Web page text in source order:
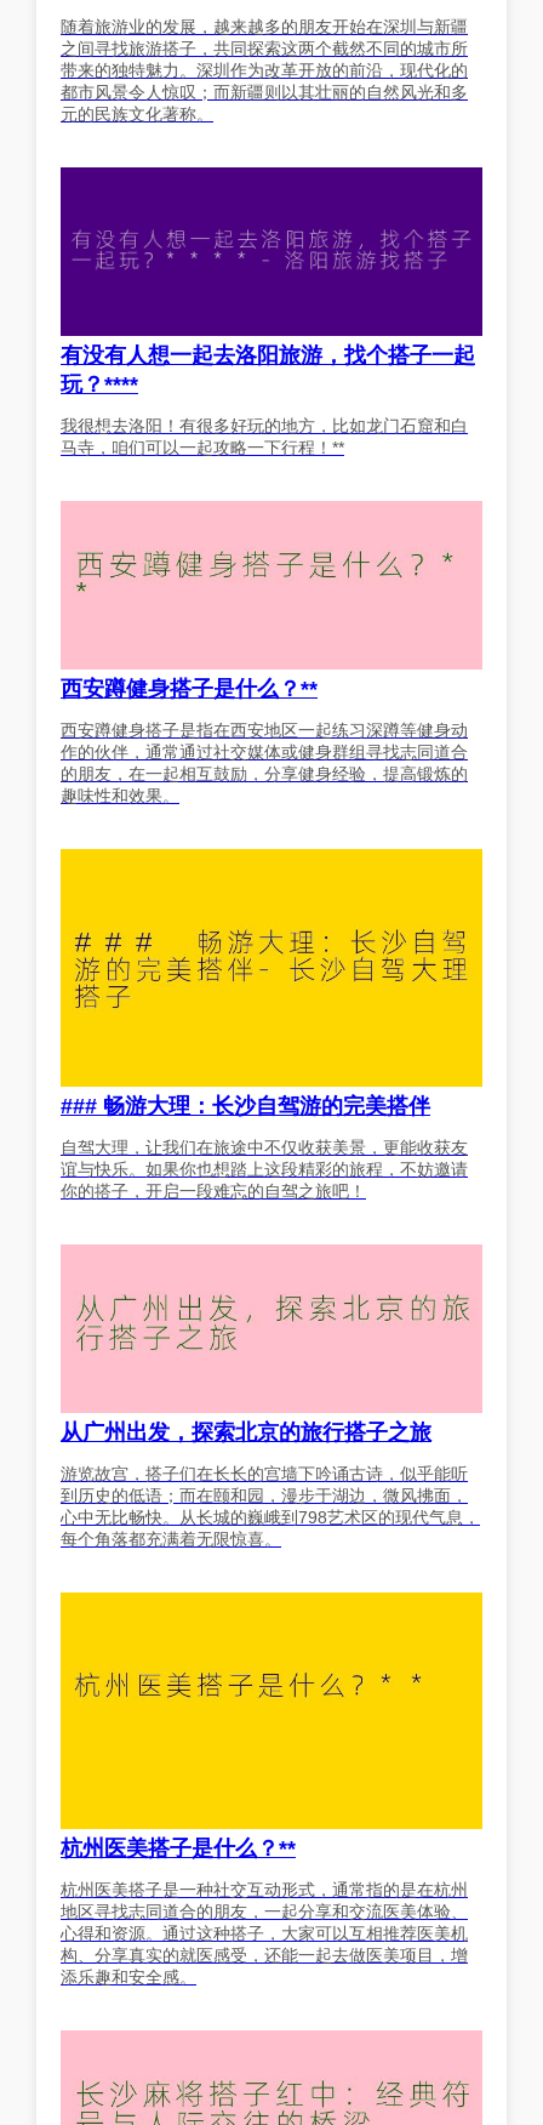
随着旅游业的发展，越来越多的朋友开始在深圳与新疆
之间寻找旅游搭子，共同探索这两个截然不同的城市所
带来的独特魅力。深圳作为改革开放的前沿，现代化的
都市风景令人惊叹；而新疆则以其壮丽的自然风光和多
元的民族文化著称。
有没有人想一起去洛阳旅游，找个搭子一起
玩？****
我很想去洛阳！有很多好玩的地方，比如龙门石窟和白
马寺，咱们可以一起攻略一下行程！**
西安蹲健身搭子是什么？**
西安蹲健身搭子是指在西安地区一起练习深蹲等健身动
作的伙伴，通常通过社交媒体或健身群组寻找志同道合
的朋友，在一起相互鼓励，分享健身经验，提高锻炼的
趣味性和效果。
### 畅游大理：长沙自驾游的完美搭伴
自驾大理，让我们在旅途中不仅收获美景，更能收获友
谊与快乐。如果你也想踏上这段精彩的旅程，不妨邀请
你的搭子，开启一段难忘的自驾之旅吧！
从广州出发，探索北京的旅行搭子之旅
游览故宫，搭子们在长长的宫墙下吟诵古诗，似乎能听
到历史的低语；而在颐和园，漫步于湖边，微风拂面，
心中无比畅快。从长城的巍峨到798艺术区的现代气息，
每个角落都充满着无限惊喜。
杭州医美搭子是什么？**
杭州医美搭子是一种社交互动形式，通常指的是在杭州
地区寻找志同道合的朋友，一起分享和交流医美体验、
心得和资源。通过这种搭子，大家可以互相推荐医美机
构、分享真实的就医感受，还能一起去做医美项目，增
添乐趣和安全感。